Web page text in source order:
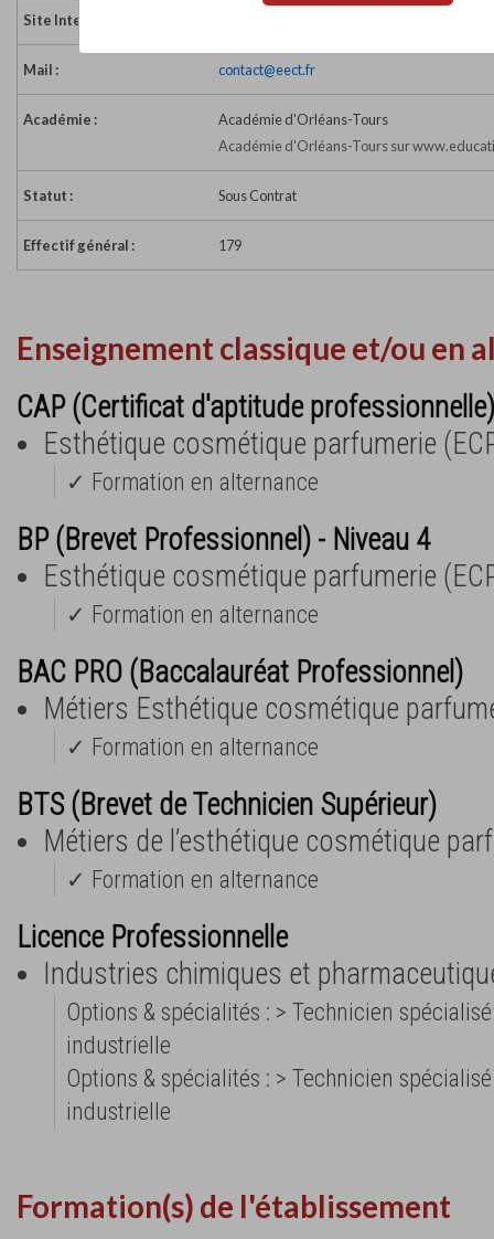
Site Internet :
Mail : contact@eect.fr
Académie :
Académie d'Orléans-Tours
Académie d'Orléans-Tours sur
Statut : Sous Contrat
Effectif général : 179
Enseignement classique et/ou en
CAP (Certificat d'aptitude professionnelle)
Esthétique cosmétique parfumerie
✓ Formation en alternance
BP (Brevet Professionnel) - Niveau 4
Esthétique cosmétique parfumerie
✓ Formation en alternance
BAC PRO (Baccalauréat Professionnel)
Métiers Esthétique cosmétique
✓ Formation en alternance
BTS (Brevet de Technicien Supérieur)
Métiers de l’esthétique cosmétique
✓ Formation en alternance
Licence Professionnelle
Industries chimiques et
Options & spécialités : > Technicien
industrielle
Options & spécialités : > Technicien
industrielle
Formation(s) de l'établissement